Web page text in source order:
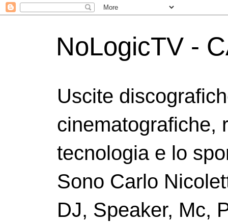
NoLogicTV -
Uscite
cinematografiche,
tecnologia e lo
Sono Carlo
DJ, Speaker, Mc,